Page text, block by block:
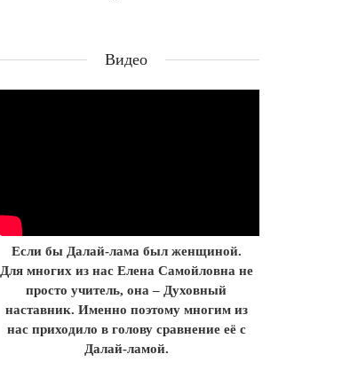
Видео
Если бы Далай-лама был женщиной.
Для многих из нас Елена Самойловна не
просто учитель, она – Духовный
наставник. Именно поэтому многим из
нас приходило в голову сравнение её с
Далай-ламой.